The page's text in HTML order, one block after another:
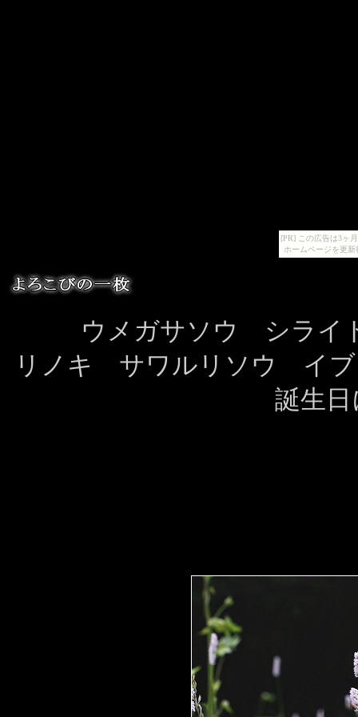
[PR] この広告は3ヶ
ホームページを更
ウメガサソウ シラ
リノキ サワルリソ
誕生